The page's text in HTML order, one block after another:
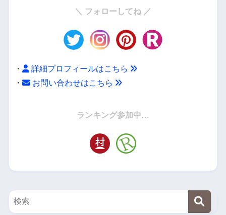
＼ フォローしてね ／
・
詳細プロフィールはこちら
・
お問い合わせはこちら
ランキング参加中…